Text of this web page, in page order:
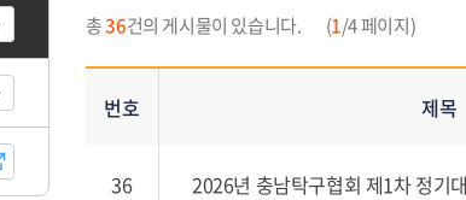
총36건의 게시물이 있습니다. (1/4 페이지)
번호 제목
36